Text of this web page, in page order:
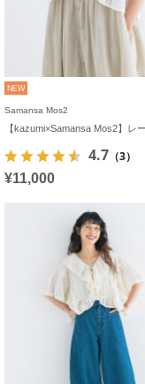
NEW
Samansa Mos2
4.7 （3）
¥11,000